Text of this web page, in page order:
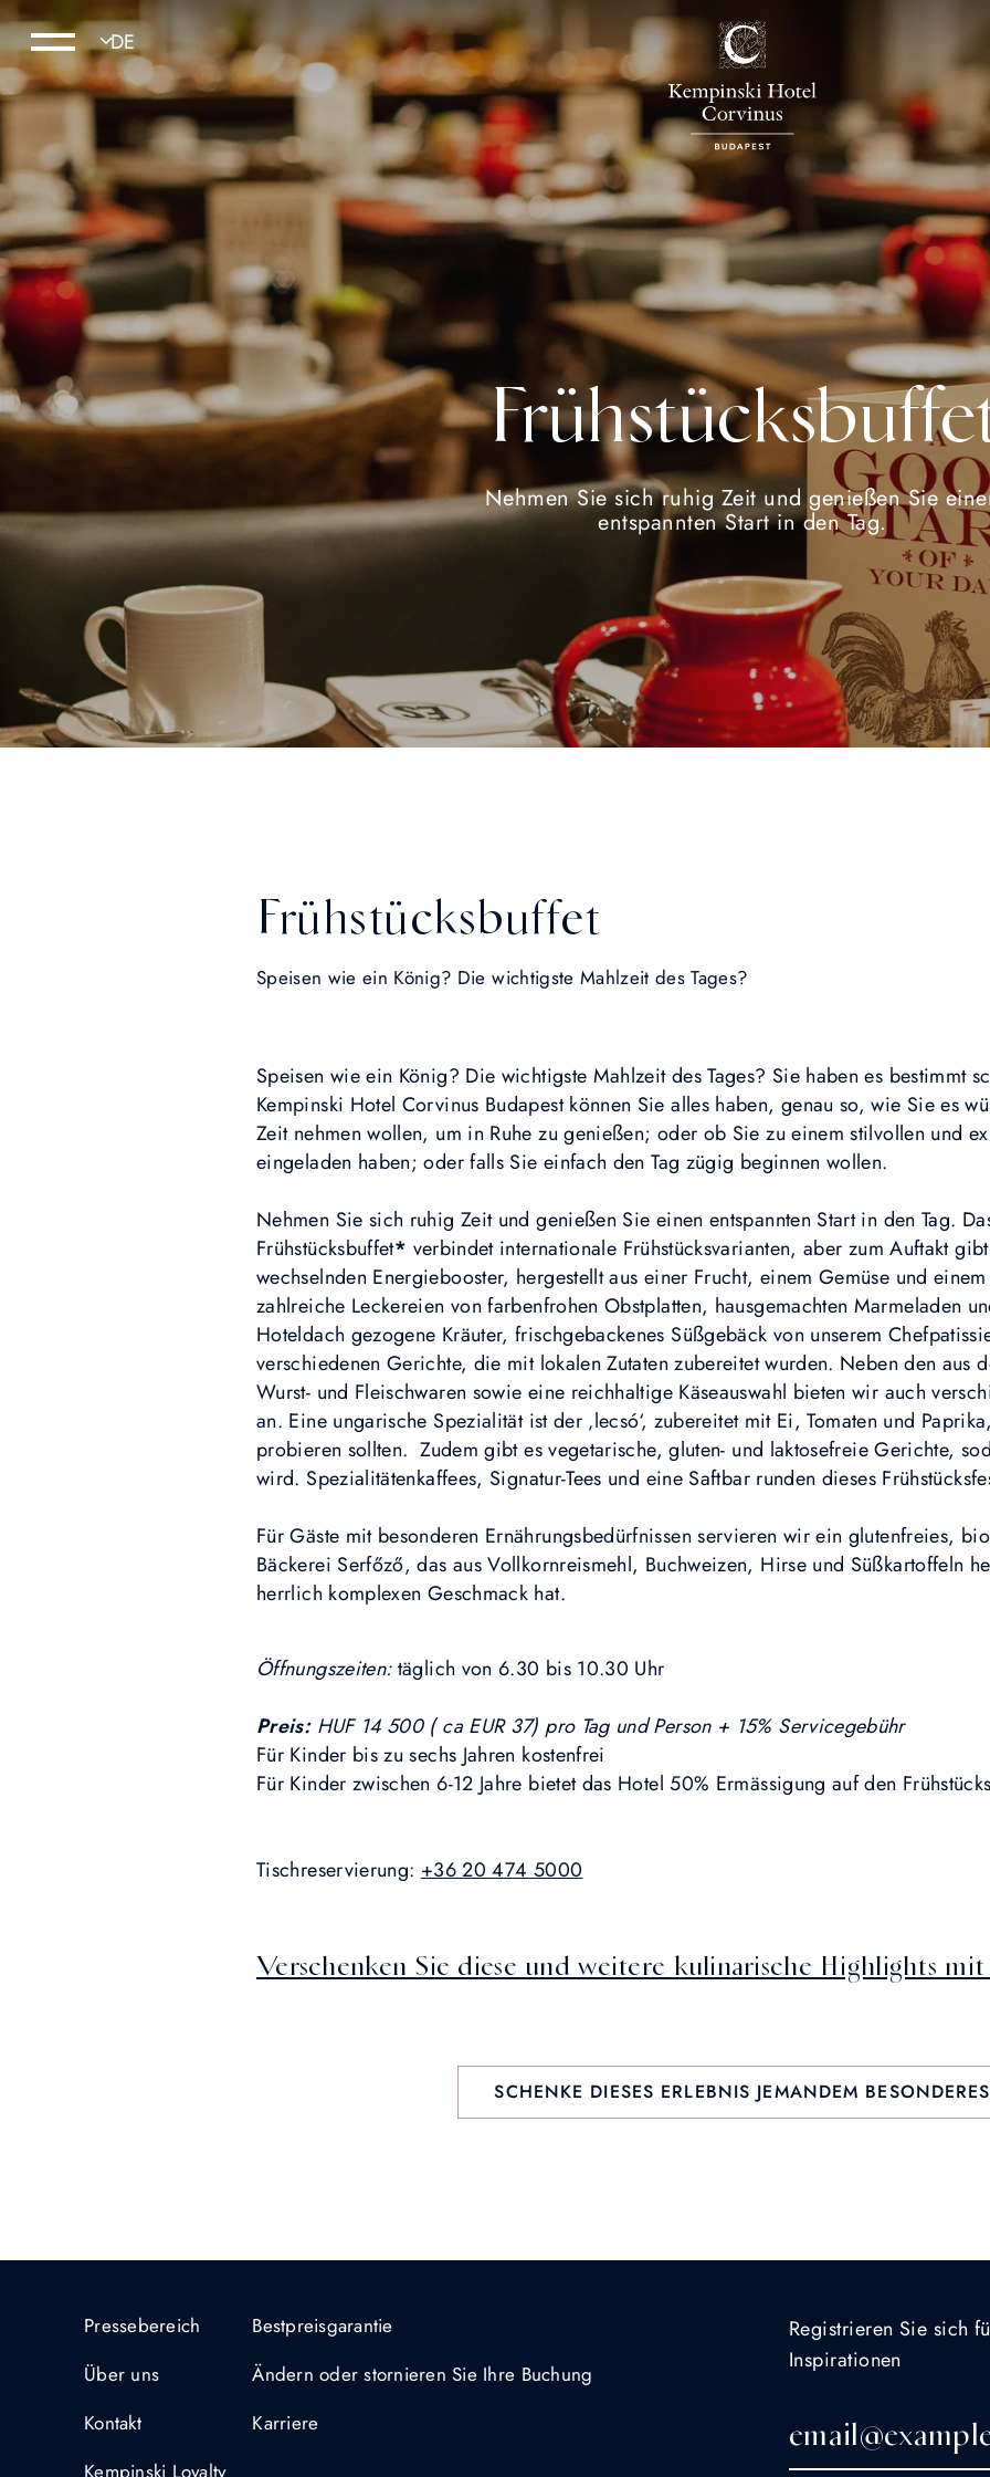
Nehmen Sie sich ruhig Zeit und genießen Sie
entspannten Start in den Tag.
Frühstücksbuffet
Speisen wie ein König? Die wichtigste Mahlzeit des Tages?
Speisen wie ein König? Die wichtigste Mahlzeit des Tages? Sie haben es bestimmt
Kempinski Hotel Corvinus Budapest können Sie alles haben, genau so, wie Sie es
Zeit nehmen wollen, um in Ruhe zu genießen; oder ob Sie zu einem stilvollen und
eingeladen haben; oder falls Sie einfach den Tag zügig beginnen wollen.
Nehmen Sie sich ruhig Zeit und genießen Sie einen entspannten Start in den Tag.
Frühstücksbuffet* verbindet internationale Frühstücksvarianten, aber zum Auftakt
wechselnden Energiebooster, hergestellt aus einer Frucht, einem Gemüse und
zahlreiche Leckereien von farbenfrohen Obstplatten, hausgemachten Marmeladen
Hoteldach gezogene Kräuter, frischgebackenes Süßgebäck von unserem
verschiedenen Gerichte, die mit lokalen Zutaten zubereitet wurden. Neben den aus
Wurst- und Fleischwaren sowie eine reichhaltige Käseauswahl bieten wir auch
an. Eine ungarische Spezialität ist der ‚lecsó‘, zubereitet mit Ei, Tomaten und
probieren sollten. Zudem gibt es vegetarische, gluten- und laktosefreie Gerichte,
wird. Spezialitätenkaffees, Signatur-Tees und eine Saftbar runden dieses
Für Gäste mit besonderen Ernährungsbedürfnissen servieren wir ein glutenfreies,
Bäckerei Serfőző, das aus Vollkornreismehl, Buchweizen, Hirse und Süßkartoffeln
herrlich komplexen Geschmack hat.
Öffnungszeiten:täglich von 6.30 bis 10.30 Uhr
Preis:HUF 14 500 ( ca EUR 37) pro Tag und Person + 15% Servicegebühr
Für Kinder bis zu sechs Jahren kostenfrei
Für Kinder zwischen 6-12 Jahre bietet das Hotel 50% Ermässigung auf den
Tischreservierung: +36 20 474 5000
Verschenken Sie diese und weitere kulinarische Highlights
SCHENKE DIESES ERLEBNIS JEMANDEM BESONDERES
Pressebereich
Über uns
Kontakt
Kempinski Loyalty
Bestpreisgarantie
Ändern oder stornieren Sie Ihre Buchung
Karriere
Registrieren Sie sich
Inspirationen